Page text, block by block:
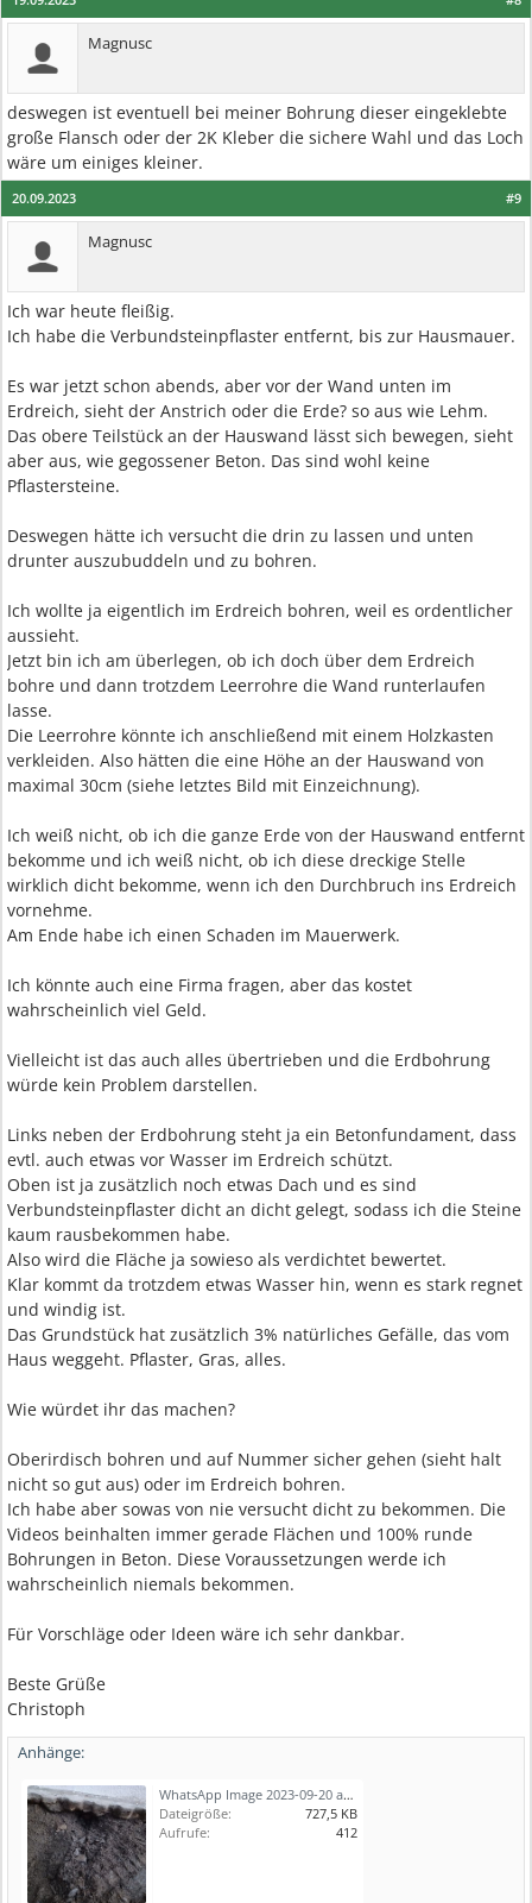
Magnusc
deswegen ist eventuell bei meiner Bohrung dieser eingeklebte
große Flansch oder der 2K Kleber die sichere Wahl und das Loch
wäre um einiges kleiner.
#9
20.09.2023
Magnusc
Ich war heute fleißig.
Ich habe die Verbundsteinpflaster entfernt, bis zur Hausmauer.
Es war jetzt schon abends, aber vor der Wand unten im
Erdreich, sieht der Anstrich oder die Erde? so aus wie Lehm.
Das obere Teilstück an der Hauswand lässt sich bewegen, sieht
aber aus, wie gegossener Beton. Das sind wohl keine
Pflastersteine.
Deswegen hätte ich versucht die drin zu lassen und unten
drunter auszubuddeln und zu bohren.
Ich wollte ja eigentlich im Erdreich bohren, weil es ordentlicher
aussieht.
Jetzt bin ich am überlegen, ob ich doch über dem Erdreich
bohre und dann trotzdem Leerrohre die Wand runterlaufen
lasse.
Die Leerrohre könnte ich anschließend mit einem Holzkasten
verkleiden. Also hätten die eine Höhe an der Hauswand von
maximal 30cm (siehe letztes Bild mit Einzeichnung).
Ich weiß nicht, ob ich die ganze Erde von der Hauswand entfernt
bekomme und ich weiß nicht, ob ich diese dreckige Stelle
wirklich dicht bekomme, wenn ich den Durchbruch ins Erdreich
vornehme.
Am Ende habe ich einen Schaden im Mauerwerk.
Ich könnte auch eine Firma fragen, aber das kostet
wahrscheinlich viel Geld.
Vielleicht ist das auch alles übertrieben und die Erdbohrung
würde kein Problem darstellen.
Links neben der Erdbohrung steht ja ein Betonfundament, dass
evtl. auch etwas vor Wasser im Erdreich schützt.
Oben ist ja zusätzlich noch etwas Dach und es sind
Verbundsteinpflaster dicht an dicht gelegt, sodass ich die Steine
kaum rausbekommen habe.
Also wird die Fläche ja sowieso als verdichtet bewertet.
Klar kommt da trotzdem etwas Wasser hin, wenn es stark regnet
und windig ist.
Das Grundstück hat zusätzlich 3% natürliches Gefälle, das vom
Haus weggeht. Pflaster, Gras, alles.
Wie würdet ihr das machen?
Oberirdisch bohren und auf Nummer sicher gehen (sieht halt
nicht so gut aus) oder im Erdreich bohren.
Ich habe aber sowas von nie versucht dicht zu bekommen. Die
Videos beinhalten immer gerade Flächen und 100% runde
Bohrungen in Beton. Diese Voraussetzungen werde ich
wahrscheinlich niemals bekommen.
Für Vorschläge oder Ideen wäre ich sehr dankbar.
Beste Grüße
Christoph
Anhänge:
WhatsApp Image 2023-09-20 at 20.04.32.jpeg
Dateigröße:
727,5 KB
Aufrufe:
412